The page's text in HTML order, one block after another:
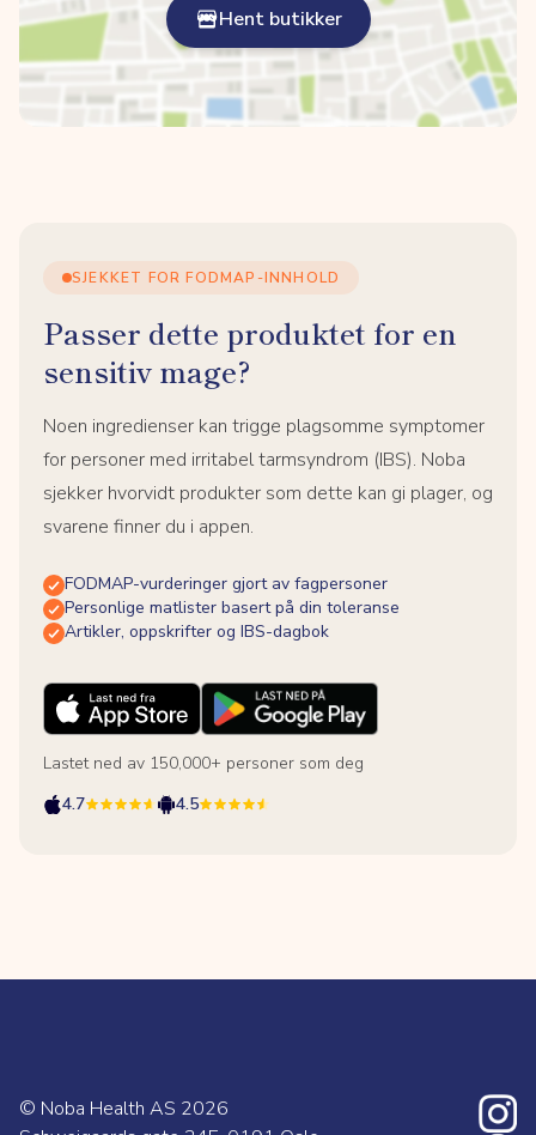
Hent butikker
SJEKKET FOR FODMAP-INNHOLD
Passer dette produktet for en
sensitiv mage?
Noen ingredienser kan trigge plagsomme symptomer
for personer med irritabel tarmsyndrom (IBS). Noba
sjekker hvorvidt produkter som dette kan gi plager, og
svarene finner du i appen.
FODMAP-vurderinger gjort av fagpersoner
Personlige matlister basert på din toleranse
Artikler, oppskrifter og IBS-dagbok
Lastet ned av 150,000+ personer som deg
4.7
4.5
© Noba Health AS 2026